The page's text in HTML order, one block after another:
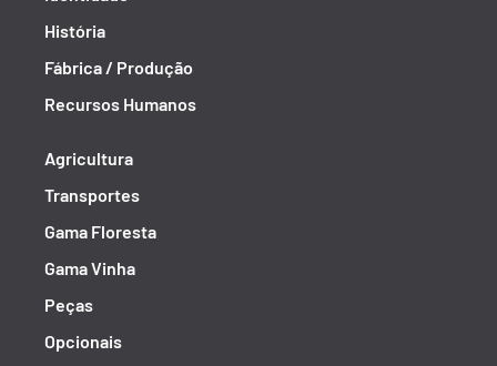
História
Fábrica / Produção
Recursos Humanos
Agricultura
Transportes
Gama Floresta
Gama Vinha
Peças
Opcionais